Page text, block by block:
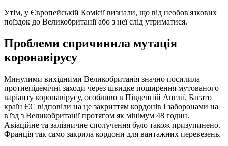
Утім, у Європейській Комісії визнали, що від необов'язкових
поїздок до Великобританії або з неї слід утриматися.
Проблеми спричинила мутація
коронавірусу
Минулими вихідними Великобританія значно посилила
протиепідемічні заходи через швидке поширення мутованого
варіанту коронавірусу, особливо в Південній Англії. Багато
країн ЄС відповіли на це закриттям кордонів і заборонами на
в'їзд з Великобританії протягом як мінімум 48 годин.
Авіаційне та залізничне сполучення було також призупинено.
Франція так само закрила кордони для вантажних перевезень.